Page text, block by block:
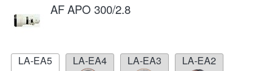
AF APO 300/2.8
LA-EA5 LA-EA4 LA-EA3 LA-EA2